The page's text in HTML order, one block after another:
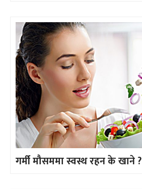
गर्मी मौसममा स्वस्थ रहन के खाने ?